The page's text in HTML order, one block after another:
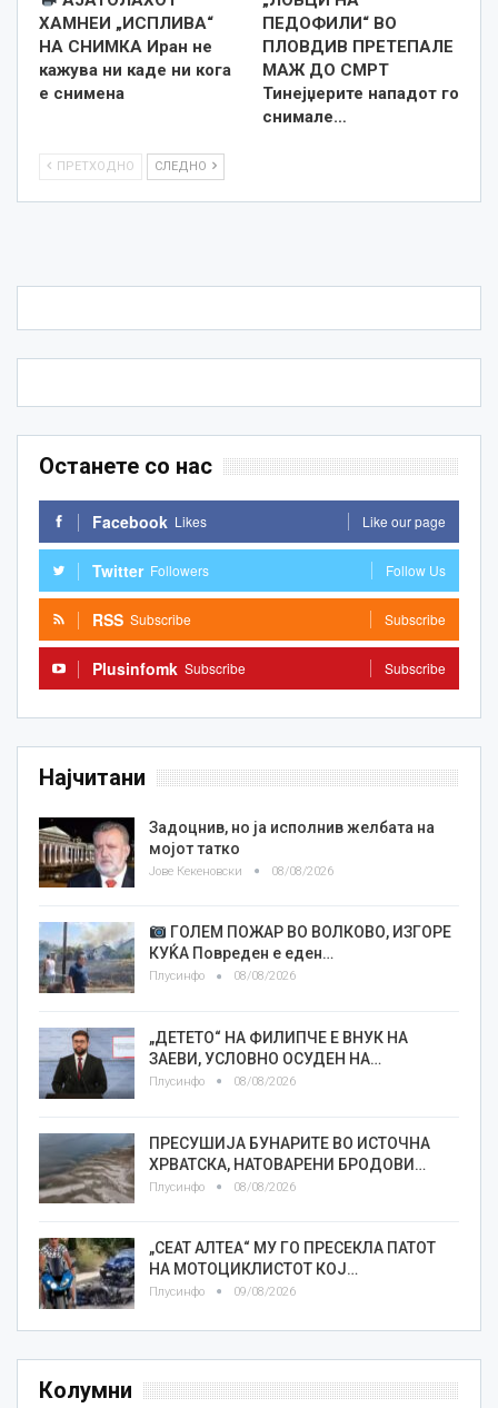
ХАМНЕИ „ИСПЛИВА“
НА СНИМКА Иран не
кажува ни каде ни кога
е снименa
ПЕДОФИЛИ“ ВО
ПЛОВДИВ ПРЕТЕПАЛЕ
МАЖ ДО СМРТ
Тинејџерите нападот го
снимале…
ПРЕТХОДНО СЛЕДНО
Останете со нас
Facebook Likes Like our page
Twitter Followers Follow Us
RSS Subscribe Subscribe
Plusinfomk Subscribe Subscribe
Најчитани
Задоцнив, но ја исполнив желбата на
мојот татко
Јове Кекеновски 08/08/2026
ГОЛЕМ ПОЖАР ВО ВОЛКОВО, ИЗГОРЕ
КУЌА Повреден е еден…
Плусинфо 08/08/2026
„ДЕТЕТО“ НА ФИЛИПЧЕ Е ВНУК НА
ЗАЕВИ, УСЛОВНО ОСУДЕН НА…
Плусинфо 08/08/2026
ПРЕСУШИЈА БУНАРИТЕ ВО ИСТОЧНА
ХРВАТСКА, НАТОВАРЕНИ БРОДОВИ…
Плусинфо 08/08/2026
„СЕАТ АЛТЕА“ МУ ГО ПРЕСЕКЛА ПАТОТ
НА МОТОЦИКЛИСТОТ КОЈ…
Плусинфо 09/08/2026
Колумни